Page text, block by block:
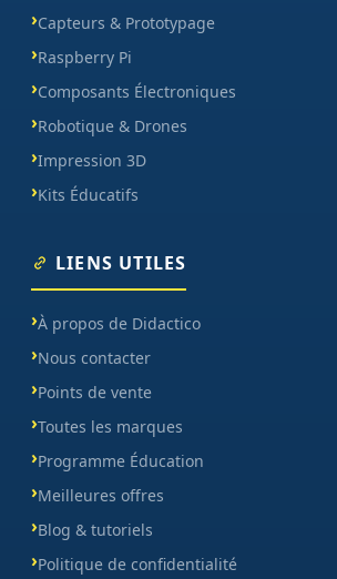
Capteurs & Prototypage
Raspberry Pi
Composants Électroniques
Robotique & Drones
Impression 3D
Kits Éducatifs
LIENS UTILES
À propos de Didactico
Nous contacter
Points de vente
Toutes les marques
Programme Éducation
Meilleures offres
Blog & tutoriels
Politique de confidentialité